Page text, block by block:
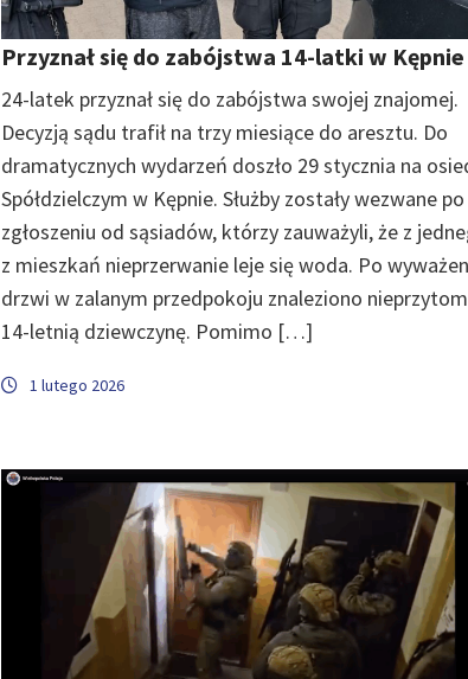
Przyznał się do zabójstwa 14-latki w Kępnie
24-latek przyznał się do zabójstwa swojej znajomej.
Decyzją sądu trafił na trzy miesiące do aresztu. Do
dramatycznych wydarzeń doszło 29 stycznia na
Spółdzielczym w Kępnie. Służby zostały wezwane po
zgłoszeniu od sąsiadów, którzy zauważyli, że z
z mieszkań nieprzerwanie leje się woda. Po
drzwi w zalanym przedpokoju znaleziono
14-letnią dziewczynę. Pomimo […]
1 lutego 2026